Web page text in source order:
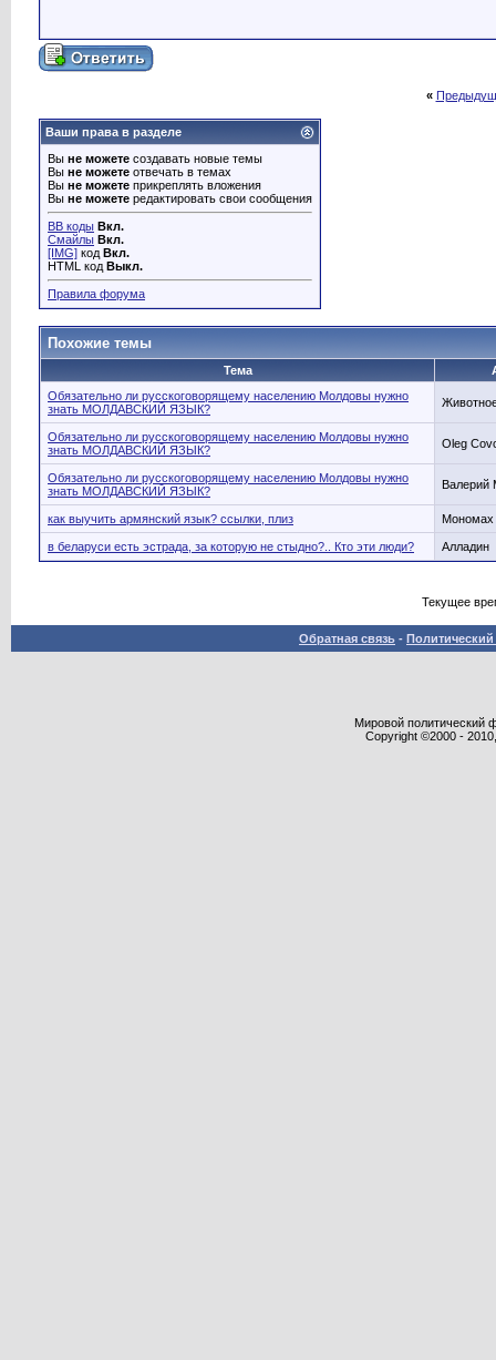
«
Ваши права в разделе
Вы не можете создавать новые темы
Вы не можете отвечать в темах
Вы не можете прикреплять вложения
Вы не можете редактировать свои сообщения
BB коды Вкл.
Смайлы Вкл.
[IMG] код Вкл.
HTML код Выкл.
Правила форума
Похожие темы
Тема
Обязательно ли русскоговорящему населению Молдовы нужно
знать МОЛДАВСКИЙ ЯЗЫК?
Обязательно ли русскоговорящему населению Молдовы нужно
знать МОЛДАВСКИЙ ЯЗЫК?
Oleg
Обязательно ли русскоговорящему населению Молдовы нужно
знать МОЛДАВСКИЙ ЯЗЫК?
Валерий
как выучить армянский язык? ссылки, плиз Мономах
в беларуси есть эстрада, за которую не стыдно?.. Кто эти люди? Алладин
Текущее
Обратная связь -
Мировой политический
Copyright ©2000 -